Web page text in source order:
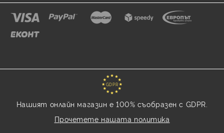
GDPR
Нашият онлайн магазин е 100% съобразен с GDPR.
Прочетете нашата политика